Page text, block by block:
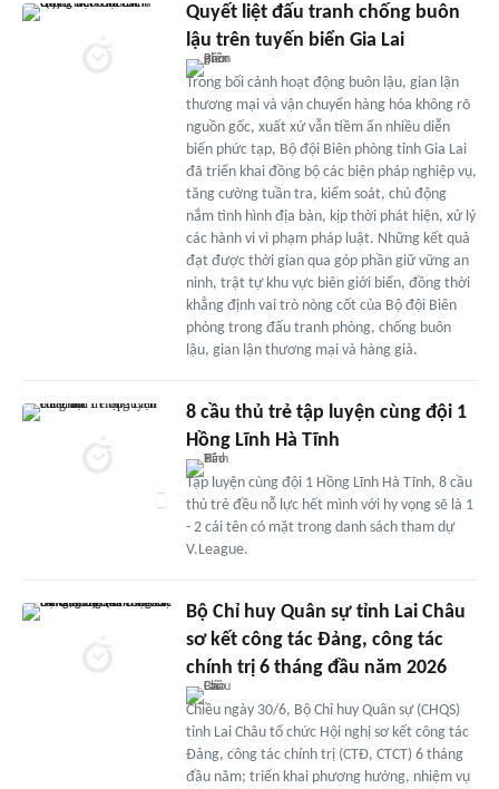
Quyết liệt đấu tranh chống buôn
lậu trên tuyến biển Gia Lai
Trong bối cảnh hoạt động buôn lậu, gian lận
thương mại và vận chuyển hàng hóa không rõ
nguồn gốc, xuất xứ vẫn tiềm ẩn nhiều diễn
biến phức tạp, Bộ đội Biên phòng tỉnh Gia Lai
đã triển khai đồng bộ các biện pháp nghiệp vụ,
tăng cường tuần tra, kiểm soát, chủ động
nắm tình hình địa bàn, kịp thời phát hiện, xử lý
các hành vi vi phạm pháp luật. Những kết quả
đạt được thời gian qua góp phần giữ vững an
ninh, trật tự khu vực biên giới biển, đồng thời
khẳng định vai trò nòng cốt của Bộ đội Biên
phòng trong đấu tranh phòng, chống buôn
lậu, gian lận thương mại và hàng giả.
8 cầu thủ trẻ tập luyện cùng đội 1
Hồng Lĩnh Hà Tĩnh
Tập luyện cùng đội 1 Hồng Lĩnh Hà Tĩnh, 8 cầu
thủ trẻ đều nỗ lực hết mình với hy vọng sẽ là 1
- 2 cái tên có mặt trong danh sách tham dự
V.League.
Bộ Chỉ huy Quân sự tỉnh Lai Châu
sơ kết công tác Đảng, công tác
chính trị 6 tháng đầu năm 2026
Chiều ngày 30/6, Bộ Chỉ huy Quân sự (CHQS)
tỉnh Lai Châu tổ chức Hội nghị sơ kết công tác
Đảng, công tác chính trị (CTĐ, CTCT) 6 tháng
đầu năm; triển khai phương hướng, nhiệm vụ